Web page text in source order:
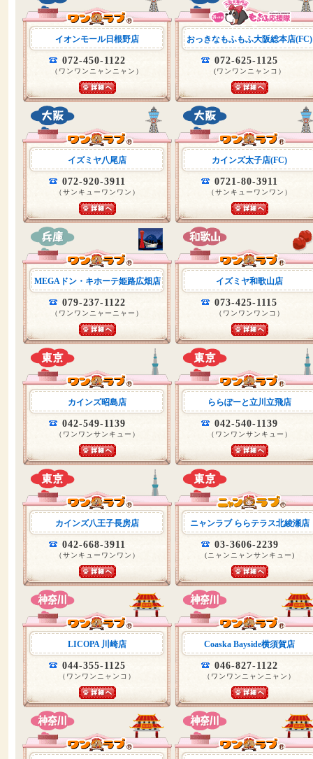
イオンモール日根野店
072-450-1122
（ワンワンニャンニャン）
おっきなもふもふ大阪総本店(FC)
072-625-1125
(ワンワンニャンコ）
イズミヤ八尾店
072-920-3911
（サンキューワンワン）
カインズ太子店(FC)
0721-80-3911
（サンキューワンワン）
MEGAドン・キホーテ姫路広畑店
079-237-1122
（ワンワンニャーニャー）
イズミヤ和歌山店
073-425-1115
（ワンワンワンコ）
カインズ昭島店
042-549-1139
（ワンワンサンキュー）
ららぽーと立川立飛店
042-540-1139
（ワンワンサンキュー）
カインズ八王子長房店
042-668-3911
（サンキューワンワン）
ニャンラブ ららテラス北綾瀬店
03-3606-2239
(ニャンニャンサンキュー)
LICOPA 川崎店
044-355-1125
（ワンワンニャンコ）
Coaska Bayside横須賀店
046-827-1122
（ワンワンニャンニャン）